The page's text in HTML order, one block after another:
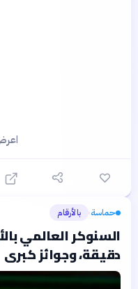
حماسة› بالأرقام
السنوكر العالمي
دقيقة، وجوائز كبرى